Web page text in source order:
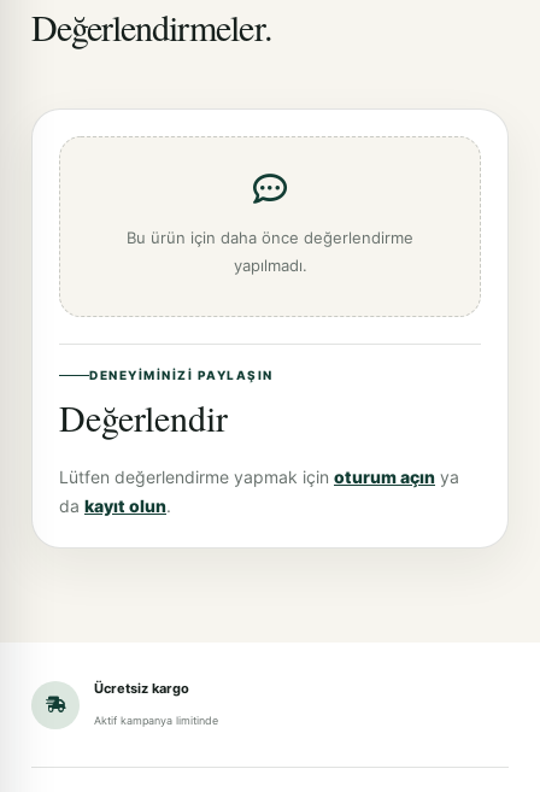
Değerlendirmeler.
Bu ürün için daha önce değerlendirme
yapılmadı.
DENEYIMINIZI PAYLAŞIN
Değerlendir
Lütfen değerlendirme yapmak için oturum açın ya
da kayıt olun.
Ücretsiz kargo
Aktif kampanya limitinde